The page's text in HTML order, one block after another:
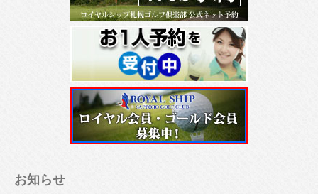
お知らせ